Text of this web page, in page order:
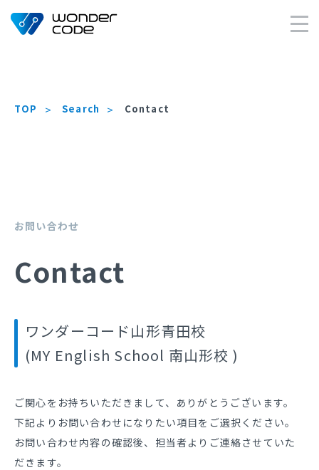
×
TOP Search Contact
お問い合わせ
Contact
ワンダーコード山形青田校
(MY English School 南山形校 )
ご関心をお持ちいただきまして、ありがとうございます。
下記よりお問い合わせになりたい項目をご選択ください。
お問い合わせ内容の確認後、担当者よりご連絡させていた
だきます。